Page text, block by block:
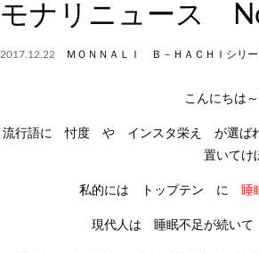
モナリニュース
2017.12.22 ＭＯＮＮＡＬＩ Ｂ－ＨＡＣＨＩシリ
こんにちは
流行語に 忖度 や インスタ栄え が選ばれ
置いてけ
私的には トップテン に 睡
現代人は 睡眠不足が続い